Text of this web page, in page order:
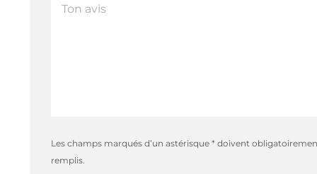
Les champs marqués d’un astérisque * doivent
remplis.